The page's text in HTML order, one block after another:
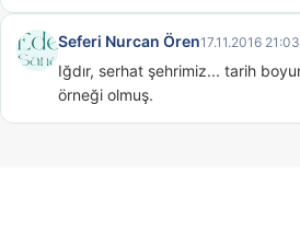
Seferi Nurcan Ören17.11.2016 21:03
Iğdır, serhat şehrimiz... tarih
örneği olmuş.